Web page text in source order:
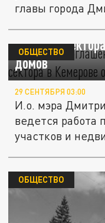
главы города
Более 400
частного
домов
ОБЩЕСТВО
29 СЕНТЯБРЯ 03:00
И.о. мэра
ведется работа
участков и
ОБЩЕСТВО